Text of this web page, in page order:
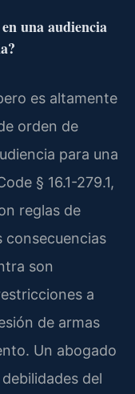
una audiencia
es altamente
orden de
para una
§ 16.1-279.1,
reglas de
consecuencias
son
a
de armas
Un abogado
del